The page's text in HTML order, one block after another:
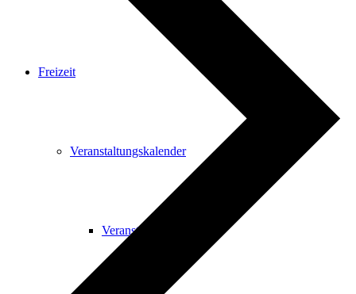
Freizeit
Veranstaltungskalender
Veranstaltungskalender